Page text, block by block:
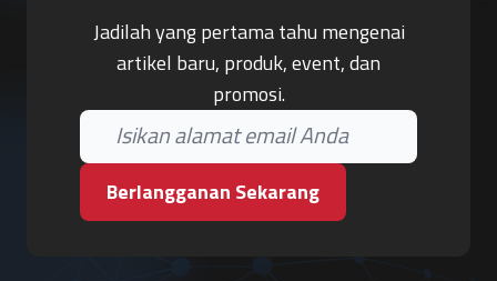
Jadilah yang pertama tahu mengenai
artikel baru, produk, event, dan
promosi.
Berlangganan Sekarang